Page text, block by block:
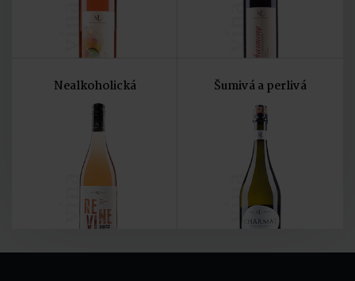
vína
Nealkoholická
vína
Šumivá a perlivá
vína